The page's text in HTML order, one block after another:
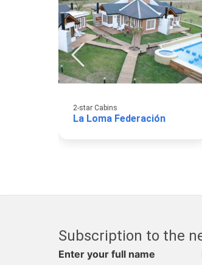
2-star Cabins
La Loma Federación
Subscription to the
Enter your full name